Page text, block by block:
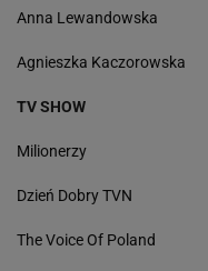
Anna Lewandowska
Agnieszka Kaczorowska
TV SHOW
Milionerzy
Dzień Dobry TVN
The Voice Of Poland